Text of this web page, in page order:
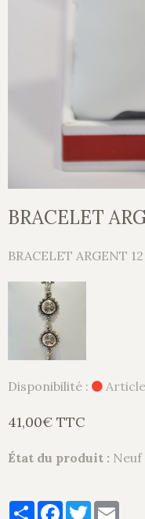
BRACELET
BRACELET ARGENT
Disponibilité :
41,00€ TTC
État du produit : Neuf
PartagerFacebook
Twitter